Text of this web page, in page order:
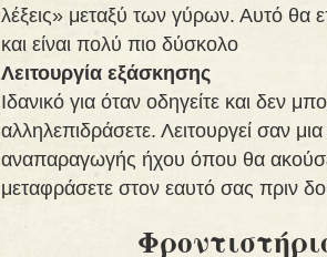
λέξεις» μεταξύ των γύρων. Αυτό θα
και είναι πολύ πιο δύσκολο
Λειτουργία εξάσκησης
Ιδανικό για όταν οδηγείτε και δεν
αλληλεπιδράσετε. Λειτουργεί σαν
αναπαραγωγής ήχου όπου θα
μεταφράσετε στον εαυτό σας πριν